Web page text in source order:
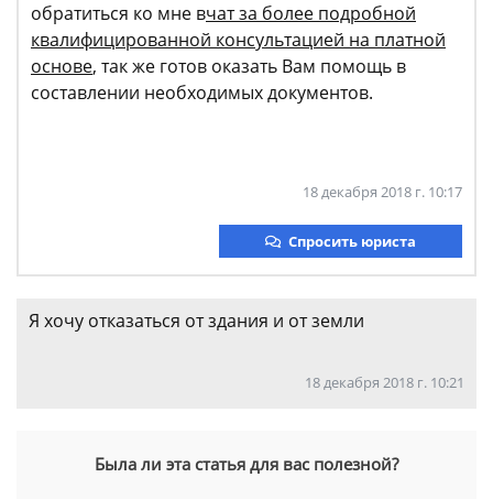
обратиться ко мне вчат за более подробной
квалифицированной консультацией на платной
основе, так же готов оказать Вам помощь в
составлении необходимых документов.
18 декабря 2018 г. 10:17
Спросить юриста
Я хочу отказаться от здания и от земли
18 декабря 2018 г. 10:21
Была ли эта статья для вас полезной?